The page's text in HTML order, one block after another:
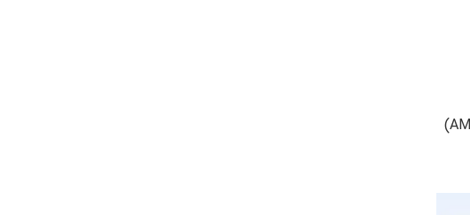
کوینکس در اطلاعیه‌ای که ۲۴ ژوئن منتشر شد اعلام کرد در راستای اجرای تعهدات بین‌المللی مبارزه با پولشویی (AML)